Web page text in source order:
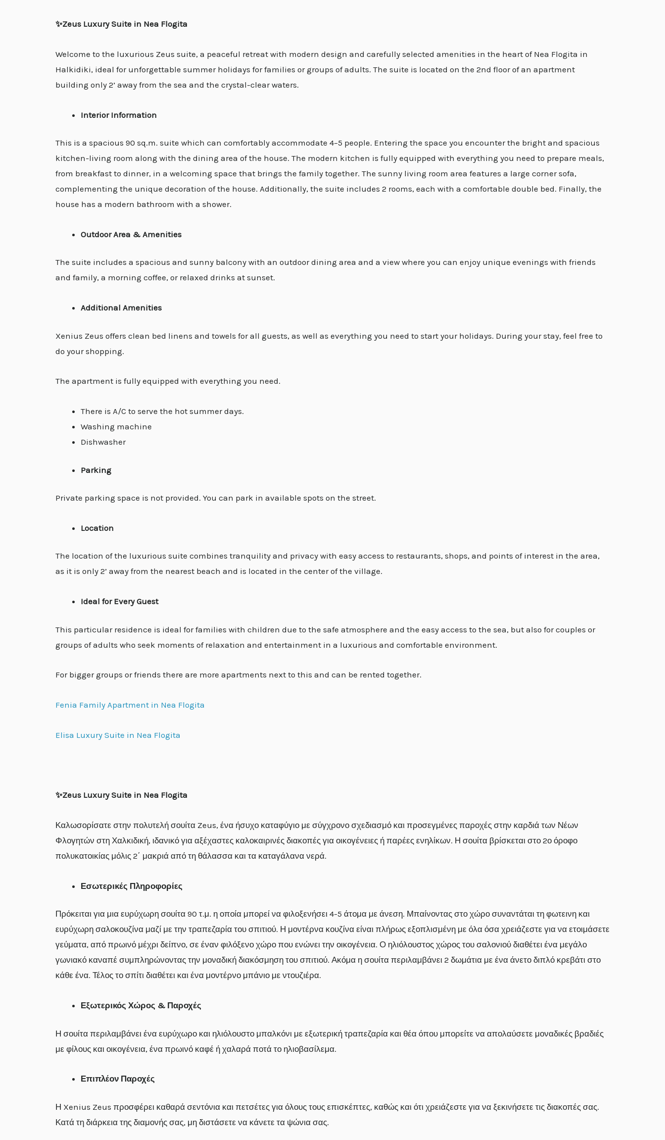
✨Zeus Luxury Suite in Nea Flogita
Welcome to the luxurious Zeus suite, a peaceful retreat with modern design and carefully selected amenities in the heart of Nea Flogita in
Halkidiki, ideal for unforgettable summer holidays for families or groups of adults. The suite is located on the 2nd floor of an apartment
building only 2’ away from the sea and the crystal-clear waters.
Interior Information
This is a spacious 90 sq.m. suite which can comfortably accommodate 4–5 people. Entering the space you encounter the bright and spacious
kitchen-living room along with the dining area of the house. The modern kitchen is fully equipped with everything you need to prepare meals,
from breakfast to dinner, in a welcoming space that brings the family together. The sunny living room area features a large corner sofa,
complementing the unique decoration of the house. Additionally, the suite includes 2 rooms, each with a comfortable double bed. Finally, the
house has a modern bathroom with a shower.
Outdoor Area & Amenities
The suite includes a spacious and sunny balcony with an outdoor dining area and a view where you can enjoy unique evenings with friends
and family, a morning coffee, or relaxed drinks at sunset.
Additional Amenities
Xenius Zeus offers clean bed linens and towels for all guests, as well as everything you need to start your holidays. During your stay, feel free to
do your shopping.
The apartment is fully equipped with everything you need.
There is A/C to serve the hot summer days.
Washing machine
Dishwasher
Parking
Private parking space is not provided. You can park in available spots on the street.
Location
The location of the luxurious suite combines tranquility and privacy with easy access to restaurants, shops, and points of interest in the area,
as it is only 2’ away from the nearest beach and is located in the center of the village.
Ideal for Every Guest
This particular residence is ideal for families with children due to the safe atmosphere and the easy access to the sea, but also for couples or
groups of adults who seek moments of relaxation and entertainment in a luxurious and comfortable environment.
For bigger groups or friends there are more apartments next to this and can be rented together.
Fenia Family Apartment in Nea Flogita
Elisa Luxury Suite in Nea Flogita
✨Zeus Luxury Suite in Nea Flogita
Καλωσορίσατε στην πολυτελή σουίτα Zeus, ένα ήσυχο καταφύγιο με σύγχρονο σχεδιασμό και προσεγμένες παροχές στην καρδιά των Νέων
Φλογητών στη Χαλκιδική, ιδανικό για αξέχαστες καλοκαιρινές διακοπές για οικογένειες ή παρέες ενηλίκων. Η σουίτα βρίσκεται στο 2ο όροφο
πολυκατοικίας μόλις 2΄ μακριά από τη θάλασσα και τα καταγάλανα νερά.
Εσωτερικές Πληροφορίες
Πρόκειται για μια ευρύχωρη σουίτα 90 τ.μ. η οποία μπορεί να φιλοξενήσει 4-5 άτομα με άνεση. Μπαίνοντας στο χώρο συναντάται τη φωτεινη και
ευρύχωρη σαλοκουζίνα μαζί με την τραπεζαρία του σπιτιού. Η μοντέρνα κουζίνα είναι πλήρως εξοπλισμένη με όλα όσα χρειάζεστε για να ετοιμάσετε
γεύματα, από πρωινό μέχρι δείπνο, σε έναν φιλόξενο χώρο που ενώνει την οικογένεια. Ο ηλιόλουστος χώρος του σαλονιού διαθέτει ένα μεγάλο
γωνιακό καναπέ συμπληρώνοντας την μοναδική διακόσμηση του σπιτιού. Ακόμα η σουίτα περιλαμβάνει 2 δωμάτια με ένα άνετο διπλό κρεβάτι στο
κάθε ένα. Τέλος το σπίτι διαθέτει και ένα μοντέρνο μπάνιο με ντουζιέρα.
Εξωτερικός Χώρος & Παροχές
Η σουίτα περιλαμβάνει ένα ευρύχωρο και ηλιόλουστο μπαλκόνι με εξωτερική τραπεζαρία και θέα όπου μπορείτε να απολαύσετε μοναδικές βραδιές
με φίλους και οικογένεια, ένα πρωινό καφέ ή χαλαρά ποτά το ηλιοβασίλεμα.
Επιπλέον Παροχές
Η Xenius Zeus προσφέρει καθαρά σεντόνια και πετσέτες για όλους τους επισκέπτες, καθώς και ότι χρειάζεστε για να ξεκινήσετε τις διακοπές σας.
Κατά τη διάρκεια της διαμονής σας, μη διστάσετε να κάνετε τα ψώνια σας.